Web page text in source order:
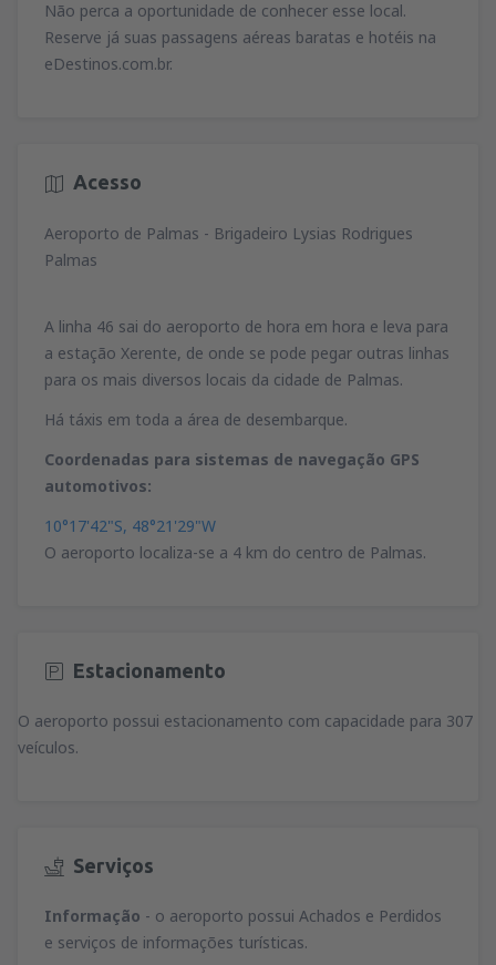
Não perca a oportunidade de conhecer esse local.
Reserve já suas passagens aéreas baratas e hotéis na
eDestinos.com.br.
Acesso
Aeroporto de Palmas - Brigadeiro Lysias Rodrigues
Palmas
A linha 46 sai do aeroporto de hora em hora e leva para
a estação Xerente, de onde se pode pegar outras linhas
para os mais diversos locais da cidade de Palmas.
Há táxis em toda a área de desembarque.
Coordenadas para sistemas de navegação GPS
automotivos:
10°17'42"S, 48°21'29"W
O aeroporto localiza-se a 4 km do centro de Palmas.
Estacionamento
O aeroporto possui estacionamento com capacidade para 307
veículos.
Serviços
Informação - o aeroporto possui Achados e Perdidos
e serviços de informações turísticas.